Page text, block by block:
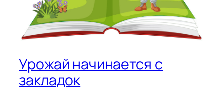
Урожай начинается с
закладок